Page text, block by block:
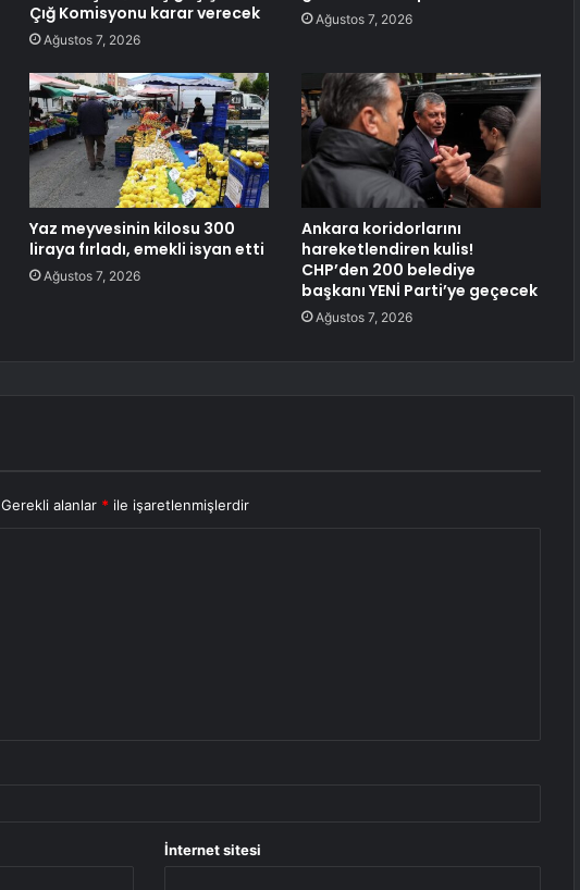
Çığ Komisyonu karar verecek
Ağustos 7, 2026
Ağustos 7, 2026
Yaz meyvesinin kilosu 300
liraya fırladı, emekli isyan etti
Ağustos 7, 2026
Ankara koridorlarını
hareketlendiren kulis!
CHP’den 200 belediye
başkanı YENİ Parti’ye geçecek
Ağustos 7, 2026
Gerekli alanlar * ile işaretlenmişlerdir
İnternet sitesi